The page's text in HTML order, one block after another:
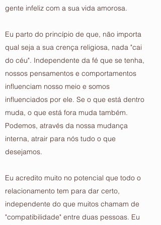
gente infeliz com a sua vida amorosa.
Eu parto do princípio de que, não importa
qual seja a sua crença religiosa, nada "cai
do céu". Independente da fé que se tenha,
nossos pensamentos e comportamentos
influenciam nosso meio e somos
influenciados por ele. Se o que está dentro
muda, o que está fora muda também.
Podemos, através da nossa mudança
interna, atrair para nós tudo o que
desejamos.
Eu acredito muito no potencial que todo o
relacionamento tem para dar certo,
independente do que muitos chamam de
"compatibilidade" entre duas pessoas. Eu